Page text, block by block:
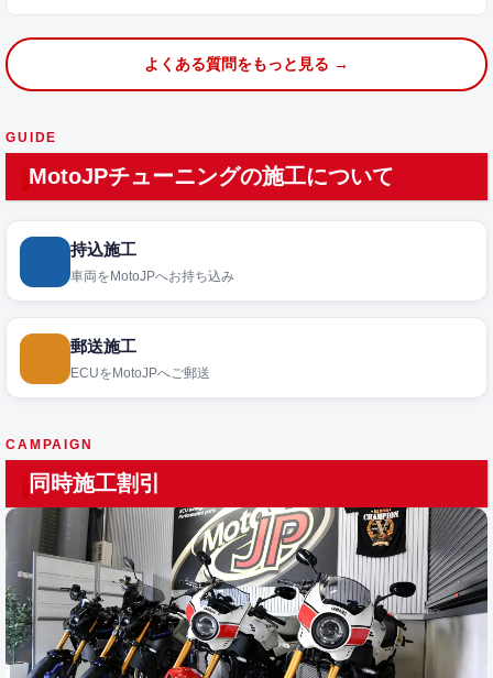
よくある質問をもっと見る →
GUIDE
MotoJPチューニングの施工について
持込施工
車両をMotoJPへお持ち込み
郵送施工
ECUをMotoJPへご郵送
CAMPAIGN
同時施工割引